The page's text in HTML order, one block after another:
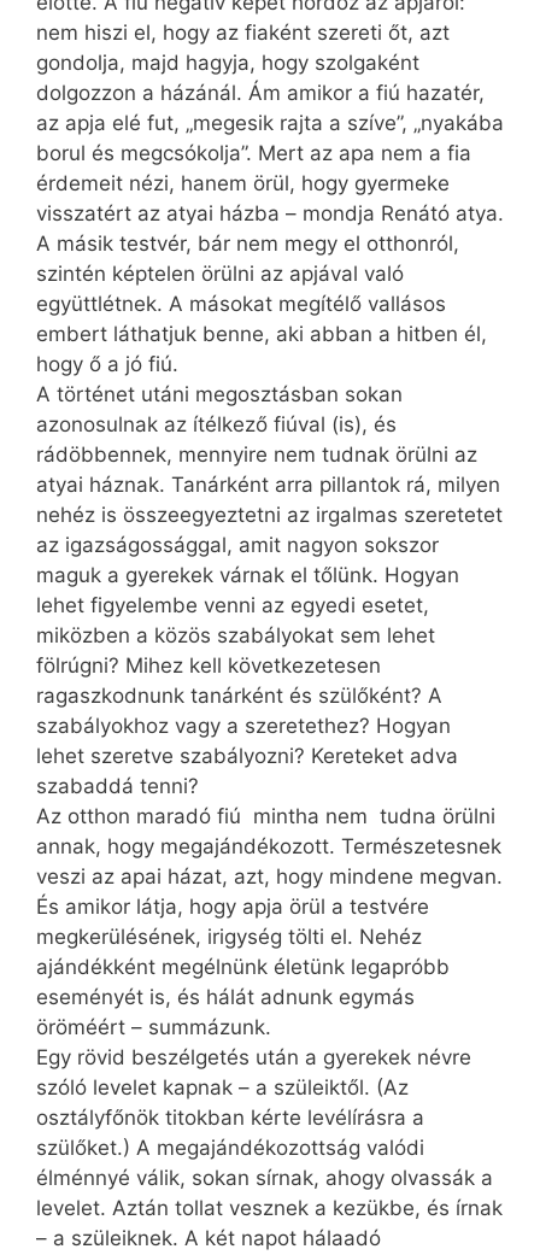
nem hiszi el, hogy az fiaként szereti őt, azt
gondolja, majd hagyja, hogy szolgaként
dolgozzon a házánál. Ám amikor a fiú hazatér,
az apja elé fut, „megesik rajta a szíve”, „nyakába
borul és megcsókolja”. Mert az apa nem a fia
érdemeit nézi, hanem örül, hogy gyermeke
visszatért az atyai házba – mondja Renátó atya.
A másik testvér, bár nem megy el otthonról,
szintén képtelen örülni az apjával való
együttlétnek. A másokat megítélő vallásos
embert láthatjuk benne, aki abban a hitben él,
hogy ő a jó fiú.
A történet utáni megosztásban sokan
azonosulnak az ítélkező fiúval (is), és
rádöbbennek, mennyire nem tudnak örülni az
atyai háznak. Tanárként arra pillantok rá, milyen
nehéz is összeegyeztetni az irgalmas szeretetet
az igazságossággal, amit nagyon sokszor
maguk a gyerekek várnak el tőlünk. Hogyan
lehet figyelembe venni az egyedi esetet,
miközben a közös szabályokat sem lehet
fölrúgni? Mihez kell következetesen
ragaszkodnunk tanárként és szülőként? A
szabályokhoz vagy a szeretethez? Hogyan
lehet szeretve szabályozni? Kereteket adva
szabaddá tenni?
Az otthon maradó fiú mintha nem tudna örülni
annak, hogy megajándékozott. Természetesnek
veszi az apai házat, azt, hogy mindene megvan.
És amikor látja, hogy apja örül a testvére
megkerülésének, irigység tölti el. Nehéz
ajándékként megélnünk életünk legapróbb
eseményét is, és hálát adnunk egymás
öröméért – summázunk.
Egy rövid beszélgetés után a gyerekek névre
szóló levelet kapnak – a szüleiktől. (Az
osztályfőnök titokban kérte levélírásra a
szülőket.) A megajándékozottság valódi
élménnyé válik, sokan sírnak, ahogy olvassák a
levelet. Aztán tollat vesznek a kezükbe, és írnak
– a szüleiknek. A két napot hálaadó